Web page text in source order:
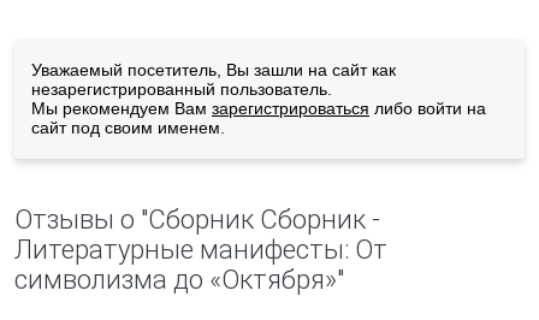
Уважаемый посетитель, Вы зашли на сайт как
незарегистрированный пользователь.
Мы рекомендуем Вам зарегистрироваться либо войти на
сайт под своим именем.
Отзывы о "Сборник Сборник -
Литературные манифесты: От
символизма до «Октября»"